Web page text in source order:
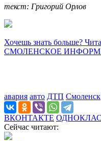
текст: Григорий Орлов
Хочешь знать больше?
СМОЛЕНСКОЕ
авария авто ДТП Смоленск
ВКОНТАКТЕ
Сейчас читают: